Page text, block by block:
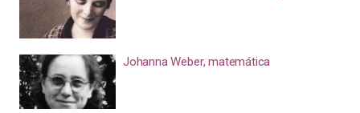
Johanna Weber, matemática